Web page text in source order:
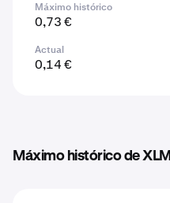
Máximo histórico
0,73 €
Actual
0,14 €
Máximo histórico de XLM